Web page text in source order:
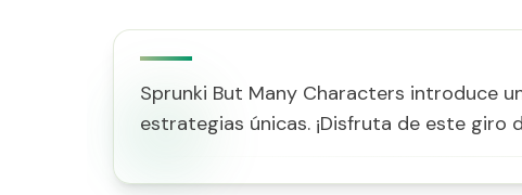
Sprunki But Many Characters introduce
estrategias únicas. ¡Disfruta de este giro